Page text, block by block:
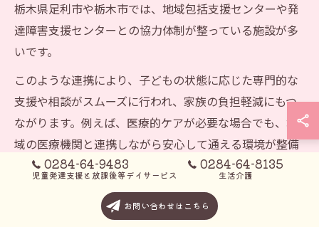
栃木県足利市や栃木市では、地域包括支援センターや発
達障害支援センターとの協力体制が整っている施設が多
いです。
このような連携により、子どもの状態に応じた専門的な
支援や相談がスムーズに行われ、家族の負担軽減にもつ
ながります。例えば、医療的ケアが必要な場合でも、地
域の医療機関と連携しながら安心して通える環境が整備
されています。
地域のサポート体制が充実しているかどうかは、放課後
等デイサービスを選ぶ際の重要なポイントとなります。
0284-64-9483
児童発達支援と放課後等デイサービス
0284-64-8135
生活介護
お問い合わせはこちら